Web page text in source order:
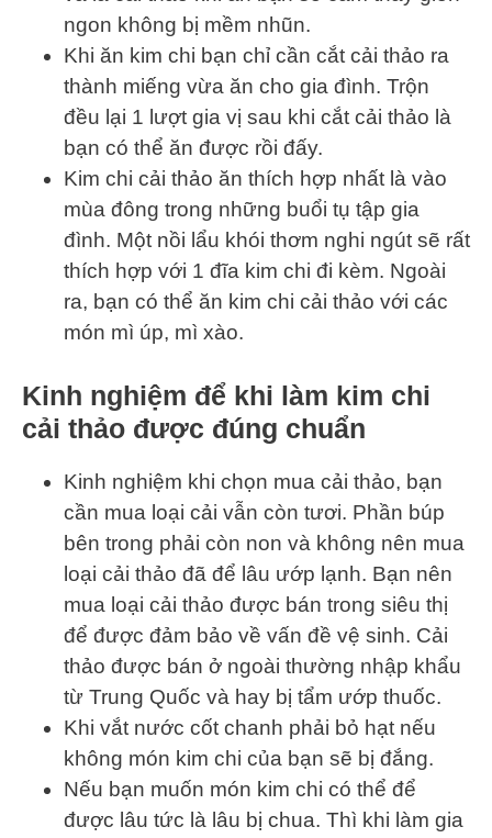
ngon không bị mềm nhũn.
Khi ăn kim chi bạn chỉ cần cắt cải thảo ra
thành miếng vừa ăn cho gia đình. Trộn
đều lại 1 lượt gia vị sau khi cắt cải thảo là
bạn có thể ăn được rồi đấy.
Kim chi cải thảo ăn thích hợp nhất là vào
mùa đông trong những buổi tụ tập gia
đình. Một nồi lẩu khói thơm nghi ngút sẽ rất
thích hợp với 1 đĩa kim chi đi kèm. Ngoài
ra, bạn có thể ăn kim chi cải thảo với các
món mì úp, mì xào.
Kinh nghiệm để khi làm kim chi
cải thảo được đúng chuẩn
Kinh nghiệm khi chọn mua cải thảo, bạn
cần mua loại cải vẫn còn tươi. Phần búp
bên trong phải còn non và không nên mua
loại cải thảo đã để lâu ướp lạnh. Bạn nên
mua loại cải thảo được bán trong siêu thị
để được đảm bảo về vấn đề vệ sinh. Cải
thảo được bán ở ngoài thường nhập khẩu
từ Trung Quốc và hay bị tẩm ướp thuốc.
Khi vắt nước cốt chanh phải bỏ hạt nếu
không món kim chi của bạn sẽ bị đắng.
Nếu bạn muốn món kim chi có thể để
được lâu tức là lâu bị chua. Thì khi làm gia